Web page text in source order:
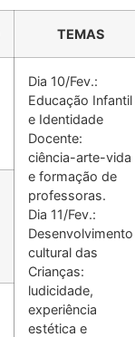
TEMAS
Dia 10/Fev.:
Educação Infantil
e Identidade
Docente:
ciência-arte-vida
e formação de
professoras.
Dia 11/Fev.:
Desenvolvimento
cultural das
Crianças:
ludicidade,
experiência
estética e